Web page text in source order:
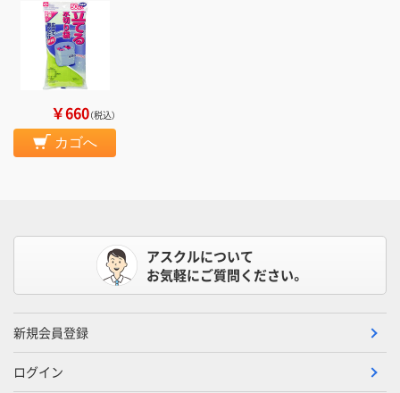
￥660（税込）
カゴへ
アスクルについて
お気軽にご質問ください。
新規会員登録
ログイン